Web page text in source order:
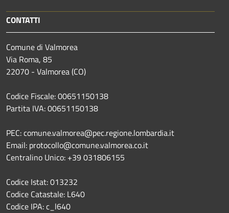
CONTATTI
Comune di Valmorea
Via Roma, 85
22070 - Valmorea (CO)
Codice Fiscale: 00651150138
Partita IVA: 00651150138
PEC: comune.valmorea@pec.regione.lombardia.it
Email: protocollo@comune.valmorea.co.it
Centralino Unico: +39 031806155
Codice Istat: 013232
Codice Catastale: L640
Codice IPA: c_l640